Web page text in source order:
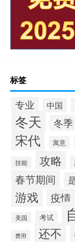
标签
专业 中国
冬天 冬季
宋代 寓意
技能 攻略
春节期间
游戏 疫情
美国 考试
费用 还不